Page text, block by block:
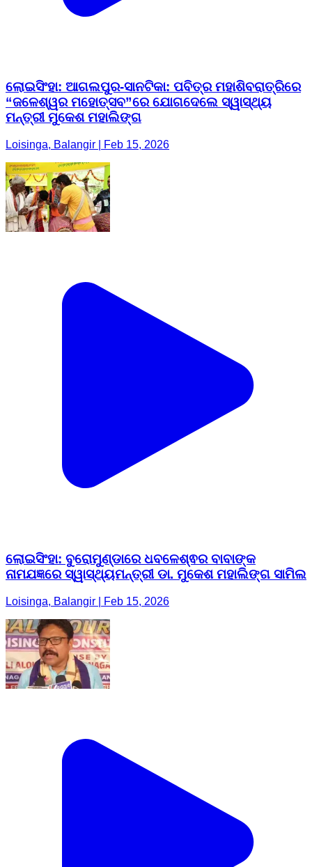
ଲୋଇସିଂହା: ଆଗଲପୁର-ସାନଟିକା: ପବିତ୍ର ମହାଶିବରାତ୍ରିରେ
“ଜଳେଶ୍ୱର ମହୋତ୍ସବ”ରେ ଯୋଗଦେଲେ ସ୍ୱାସ୍ଥ୍ୟ
ମନ୍ତ୍ରୀ ମୁକେଶ ମହାଲିଙ୍ଗ
Loisinga, Balangir | Feb 15, 2026
ଲୋଇସିଂହା: ବୁରୋମୁଣ୍ଡାରେ ଧବଳେଶ୍ଵର ବାବାଙ୍କ
ନାମଯଜ୍ଞରେ ସ୍ୱାସ୍ଥ୍ୟମନ୍ତ୍ରୀ ଡା. ମୁକେଶ ମହାଲିଙ୍ଗ ସାମିଲ
Loisinga, Balangir | Feb 15, 2026